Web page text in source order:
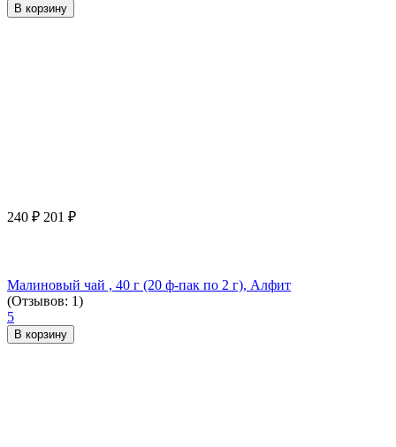
В корзину
240 ₽ 201 ₽
Малиновый чай , 40 г (20 ф-пак по 2 г), Алфит
(Отзывов: 1)
5
В корзину